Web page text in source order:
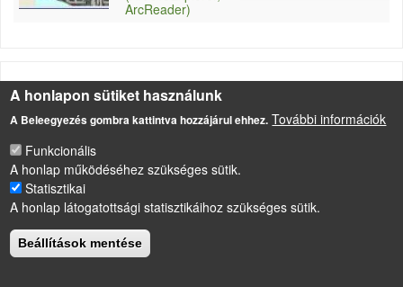
ArcReader)
LÁBLÉC
Impresszum
Sütikezelési szabályzat
Drupalalapú webhely
A honlapon sütiket használunk
A Beleegyezés gombra kattintva hozzájárul ehhez. További információk
Funkcionális
A honlap működéséhez szükséges sütik.
Statisztikai
A honlap látogatottsági statisztikáihoz szükséges sütik.
Beállítások mentése